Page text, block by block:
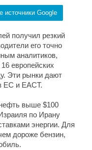
источники Google
получил резкий
его точно
аналитиков,
европейских
Эти рынки дают
ЕС и ЕАСТ.
выше $100
по Ирану
энергии. Для
дороже бензин,